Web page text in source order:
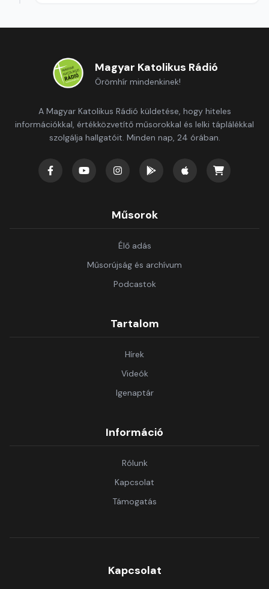
Magyar Katolikus Rádió
Örömhír mindenkinek!
A Magyar Katolikus Rádió küldetése, hogy hiteles
információkkal, értékközvetítő műsorokkal és lelki táplálékkal
szolgálja hallgatóit. Minden nap, 24 órában.
Műsorok
Élő adás
Műsorújság és archívum
Podcastok
Tartalom
Hírek
Videók
Igenaptár
Információ
Rólunk
Kapcsolat
Támogatás
Kapcsolat